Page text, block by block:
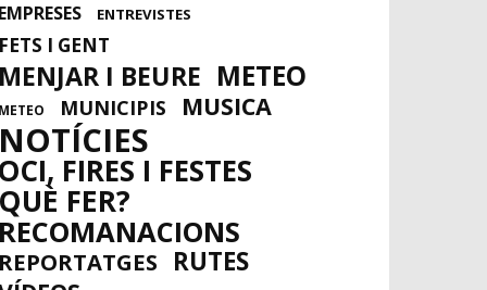
ENTREVISTES
I GENT
I BEURE METEO
MUNICIPIS MUSICA
FIRES I FESTES
FER?
RUTES